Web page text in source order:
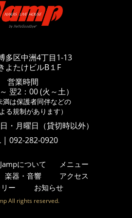
多区中洲4丁目1-13
よたけビルB１F
営業時間
翌2：00 (火～土）
満は保護者同伴などの
る規制があります）
・月曜日（貸切時以外）
| 092-282-0920
Jampについて
メニュー
楽器・音響
アクセス
ー
お知らせ
All rights reserved.